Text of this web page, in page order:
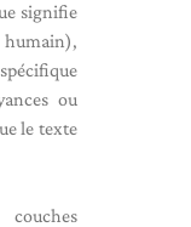
signifie
ou
le texte